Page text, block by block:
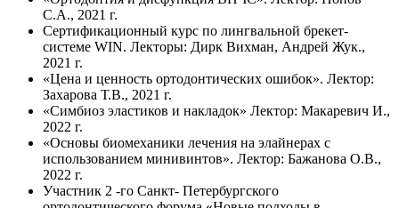
С.А., 2021 г.
Сертификационный курс по лингвальной брекет-
системе WIN. Лекторы: Дирк Вихман, Андрей Жук.,
2021 г.
«Цена и ценность ортодонтических ошибок». Лектор:
Захарова Т.В., 2021 г.
«Симбиоз эластиков и накладок» Лектор: Макаревич И.,
2022 г.
«Основы биомеханики лечения на элайнерах с
использованием минивинтов». Лектор: Бажанова О.В.,
2022 г.
Участник 2 -го Санкт- Петербургского